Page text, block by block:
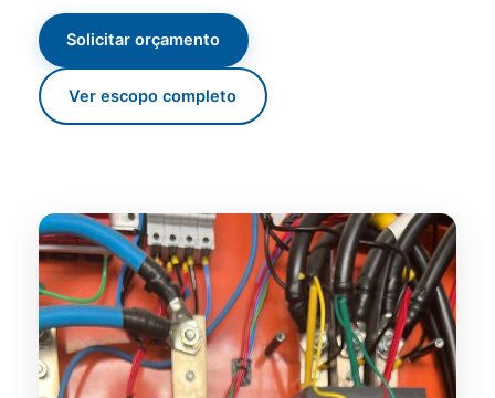
Solicitar orçamento
Ver escopo completo